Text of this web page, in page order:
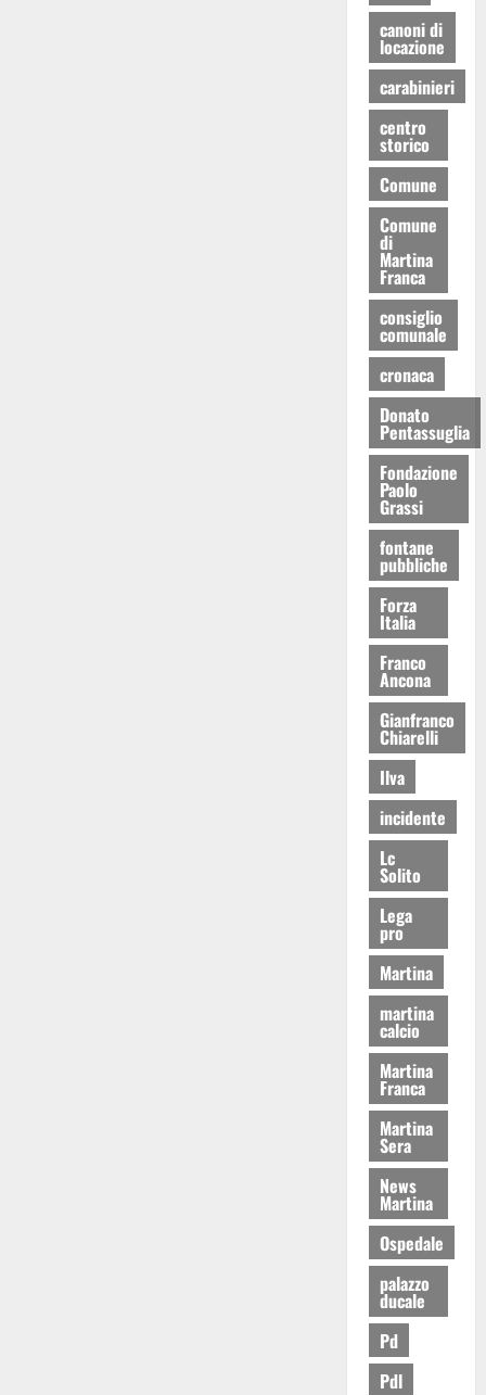
canoni di
locazione
carabinieri
centro
storico
Comune
Comune
di
Martina
Franca
consiglio
comunale
cronaca
Donato
Pentassuglia
Fondazione
Paolo
Grassi
fontane
pubbliche
Forza
Italia
Franco
Ancona
Gianfranco
Chiarelli
Ilva
incidente
Lc
Solito
Lega
pro
Martina
martina
calcio
Martina
Franca
Martina
Sera
News
Martina
Ospedale
palazzo
ducale
Pd
Pdl